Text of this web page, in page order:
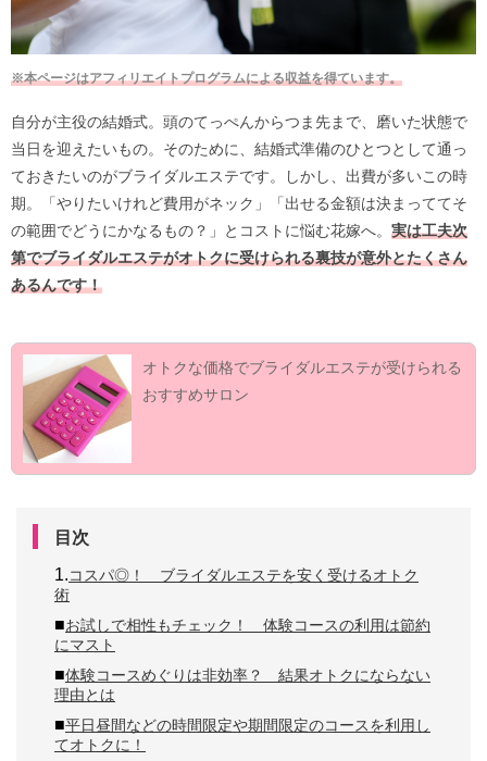
※本ページはアフィリエイトプログラムによる収益を得ています。
自分が主役の結婚式。頭のてっぺんからつま先まで、磨いた状態で
当日を迎えたいもの。そのために、結婚式準備のひとつとして通っ
ておきたいのがブライダルエステです。しかし、出費が多いこの時
期。「やりたいけれど費用がネック」「出せる金額は決まっててそ
の範囲でどうにかなるもの？」とコストに悩む花嫁へ。 実は工夫次
第でブライダルエステがオトクに受けられる裏技が意外とたくさん
あるんです！
オトクな価格でブライダルエステが受けられる
おすすめサロン
目次
1.コスパ◎！ ブライダルエステを安く受けるオトク
術
■お試しで相性もチェック！ 体験コースの利用は節約
にマスト
■体験コースめぐりは非効率？ 結果オトクにならない
理由とは
■平日昼間などの時間限定や期間限定のコースを利用し
てオトクに！